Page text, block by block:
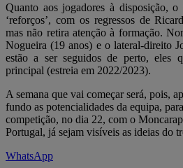
Quanto aos jogadores à disposição, o
‘reforços’, com os regressos de
mas não retira atenção à formação.
Nogueira (19 anos) e o lateral-direito
estão a ser seguidos de perto, eles
principal (estreia em 2022/2023).
A semana que vai começar será, pois,
fundo as potencialidades da equipa,
competição, no dia 22, com o
Portugal, já sejam visíveis as ideias do
WhatsApp